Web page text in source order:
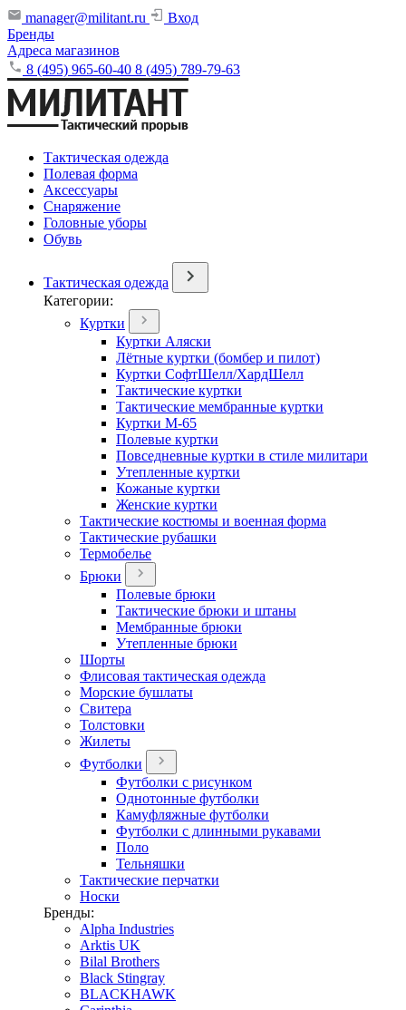
manager@militant.ru
Вход
Бренды
Адреса магазинов
8 (495) 965-60-40 8 (495) 789-79-63
Тактическая одежда
Полевая форма
Аксессуары
Снаряжение
Головные уборы
Обувь
Тактическая одежда
Категории:
Куртки
Куртки Аляски
Лётные куртки (бомбер и пилот)
Куртки СофтШелл/ХардШелл
Тактические куртки
Тактические мембранные куртки
Куртки М-65
Полевые куртки
Повседневные куртки в стиле милитари
Утепленные куртки
Кожаные куртки
Женские куртки
Тактические костюмы и военная форма
Тактические рубашки
Термобелье
Брюки
Полевые брюки
Тактические брюки и штаны
Мембранные брюки
Утепленные брюки
Шорты
Флисовая тактическая одежда
Морские бушлаты
Свитера
Толстовки
Жилеты
Футболки
Футболки с рисунком
Однотонные футболки
Камуфляжные футболки
Футболки с длинными рукавами
Поло
Тельняшки
Тактические перчатки
Носки
Бренды:
Alpha Industries
Arktis UK
Bilal Brothers
Black Stingray
BLACKHAWK